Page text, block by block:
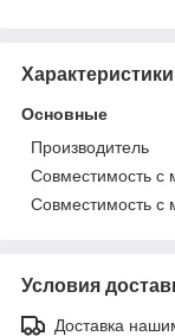
Характеристики
Основные
Производитель
Совместимость с
Совместимость с
Условия
Доставка